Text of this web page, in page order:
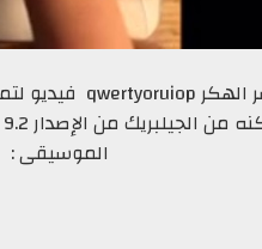
الهكر
الموسيقى :